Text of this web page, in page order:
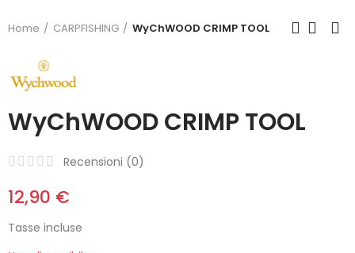
Home CARPFISHING WyChWOOD CRIMP TOOL
WyChWOOD CRIMP TOOL
Recensioni (0)
12,90 €
Tasse incluse